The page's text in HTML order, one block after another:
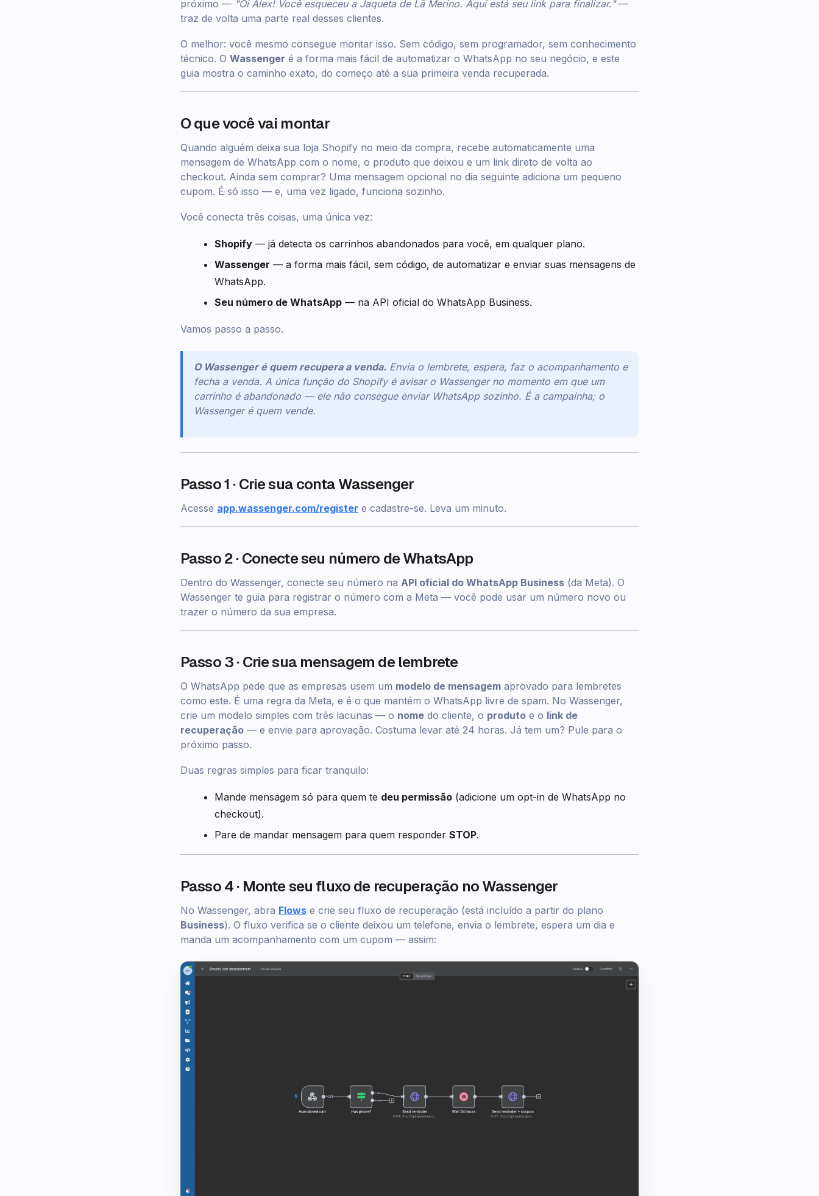
próximo — "Oi Alex! Você esqueceu a Jaqueta de Lã Merino. Aqui está seu link para finalizar."—
traz de volta uma parte real desses clientes.
O melhor: você mesmo consegue montar isso. Sem código, sem programador, sem conhecimento
técnico. O Wassenger é a forma mais fácil de automatizar o WhatsApp no seu negócio, e este
guia mostra o caminho exato, do começo até a sua primeira venda recuperada.
O que você vai montar
Quando alguém deixa sua loja Shopify no meio da compra, recebe automaticamente uma
mensagem de WhatsApp com o nome, o produto que deixou e um link direto de volta ao
checkout. Ainda sem comprar? Uma mensagem opcional no dia seguinte adiciona um pequeno
cupom. É só isso — e, uma vez ligado, funciona sozinho.
Você conecta três coisas, uma única vez:
Shopify — já detecta os carrinhos abandonados para você, em qualquer plano.
Wassenger — a forma mais fácil, sem código, de automatizar e enviar suas mensagens de
WhatsApp.
Seu número de WhatsApp — na API oficial do WhatsApp Business.
Vamos passo a passo.
O Wassenger é quem recupera a venda. Envia o lembrete, espera, faz o acompanhamento e
fecha a venda. A única função do Shopify é avisar o Wassenger no momento em que um
carrinho é abandonado — ele não consegue enviar WhatsApp sozinho. É a campainha; o
Wassenger é quem vende.
Passo 1 · Crie sua conta Wassenger
Acesse app.wassenger.com/register e cadastre-se. Leva um minuto.
Passo 2 · Conecte seu número de WhatsApp
Dentro do Wassenger, conecte seu número na API oficial do WhatsApp Business (da Meta). O
Wassenger te guia para registrar o número com a Meta — você pode usar um número novo ou
trazer o número da sua empresa.
Passo 3 · Crie sua mensagem de lembrete
O WhatsApp pede que as empresas usem um modelo de mensagem aprovado para lembretes
como este. É uma regra da Meta, e é o que mantém o WhatsApp livre de spam. No Wassenger,
crie um modelo simples com três lacunas — o nome do cliente, o produto e o link de
recuperação — e envie para aprovação. Costuma levar até 24 horas. Já tem um? Pule para o
próximo passo.
Duas regras simples para ficar tranquilo:
Mande mensagem só para quem te deu permissão (adicione um opt-in de WhatsApp no
checkout).
Pare de mandar mensagem para quem responder STOP.
Passo 4 · Monte seu fluxo de recuperação no Wassenger
No Wassenger, abra Flows e crie seu fluxo de recuperação (está incluído a partir do plano
Business). O fluxo verifica se o cliente deixou um telefone, envia o lembrete, espera um dia e
manda um acompanhamento com um cupom — assim: